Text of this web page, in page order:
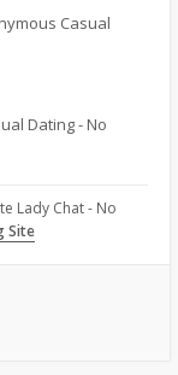
Casual
Dating - No
Lady Chat - No
Site